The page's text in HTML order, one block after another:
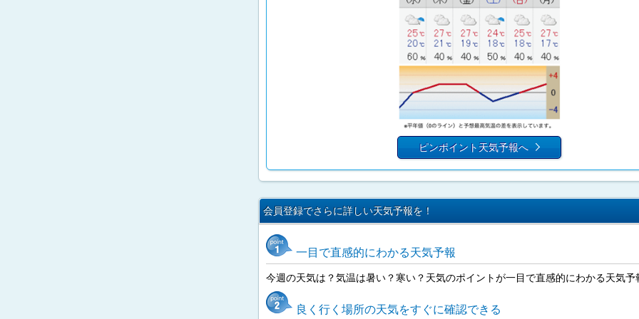
ピンポイント天気予報へ
会員登録でさらに詳しい天気予報を！
一目で直感的にわかる天気予報
今週の天気は？気温は暑い？寒い？天気のポイントが一目で直感的にわかる天気予
良く行く場所の天気をすぐに確認できる